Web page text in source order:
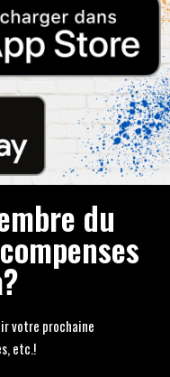
du
votre prochaine
etc.!